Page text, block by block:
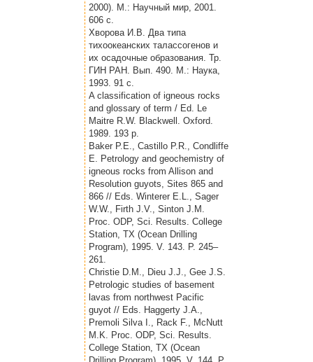
2000). М.: Научный мир, 2001.
606 с.
Хворова И.В. Два типа
тихоокеанских талассогенов и
их осадочные образования. Тр.
ГИН РАН. Вып. 490. М.: Наука,
1993. 91 с.
A classification of igneous rocks
and glossary of term / Ed. Le
Maitre R.W. Blackwell. Oxford.
1989. 193 p.
Baker P.E., Castillo P.R., Condliffe
E. Petrology and geochemistry of
igneous rocks from Allison and
Resolution guyots, Sites 865 and
866 // Eds. Winterer E.L., Sager
W.W., Firth J.V., Sinton J.M.
Proc. ODP, Sci. Results. College
Station, TX (Ocean Drilling
Program), 1995. V. 143. P. 245–
261.
Christie D.M., Dieu J.J., Gee J.S.
Petrologic studies of basement
lavas from northwest Pacific
guyot // Eds. Haggerty J.A.,
Premoli Silva I., Rack F., McNutt
M.K. Proc. ODP, Sci. Results.
College Station, TX (Ocean
Drilling Program), 1995. V. 144. P.